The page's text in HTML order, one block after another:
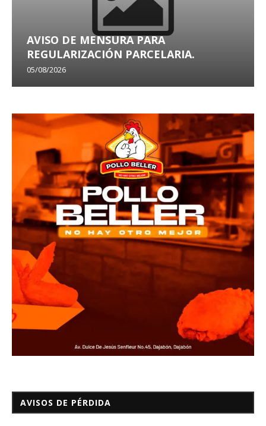
AVISO DE MENSURA PARA
REGULARIZACIÓN PARCELARIA.
05/08/2026
AVISOS DE PÉRDIDA